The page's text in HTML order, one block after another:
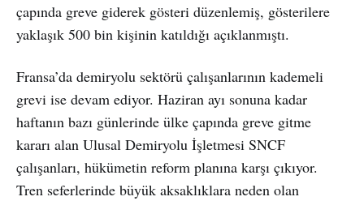
çapında greve giderek gösteri düzenlemiş, gösterilere
yaklaşık 500 bin kişinin katıldığı açıklanmıştı.
Fransa’da demiryolu sektörü çalışanlarının kademeli
grevi ise devam ediyor. Haziran ayı sonuna kadar
haftanın bazı günlerinde ülke çapında greve gitme
kararı alan Ulusal Demiryolu İşletmesi SNCF
çalışanları, hükümetin reform planına karşı çıkıyor.
Tren seferlerinde büyük aksaklıklara neden olan